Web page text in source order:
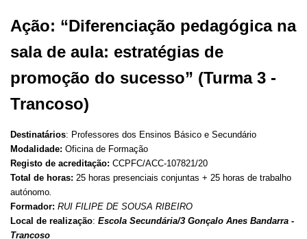
Ação: “Diferenciação pedagógica na
sala de aula: estratégias de
promoção do sucesso” (Turma 3 -
Trancoso)
Destinatários: Professores dos Ensinos Básico e Secundário
Modalidade: Oficina de Formação
Registo de acreditação: CCPFC/ACC-107821/20
Total de horas: 25 horas presenciais conjuntas + 25 horas de trabalho
autónomo.
Formador: RUI FILIPE DE SOUSA RIBEIRO
Local de realização: Escola Secundária/3 Gonçalo Anes Bandarra -
Trancoso